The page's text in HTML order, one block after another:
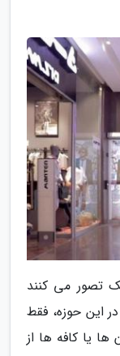
تصور می کنند
این حوزه، فقط
یا کافه ها از